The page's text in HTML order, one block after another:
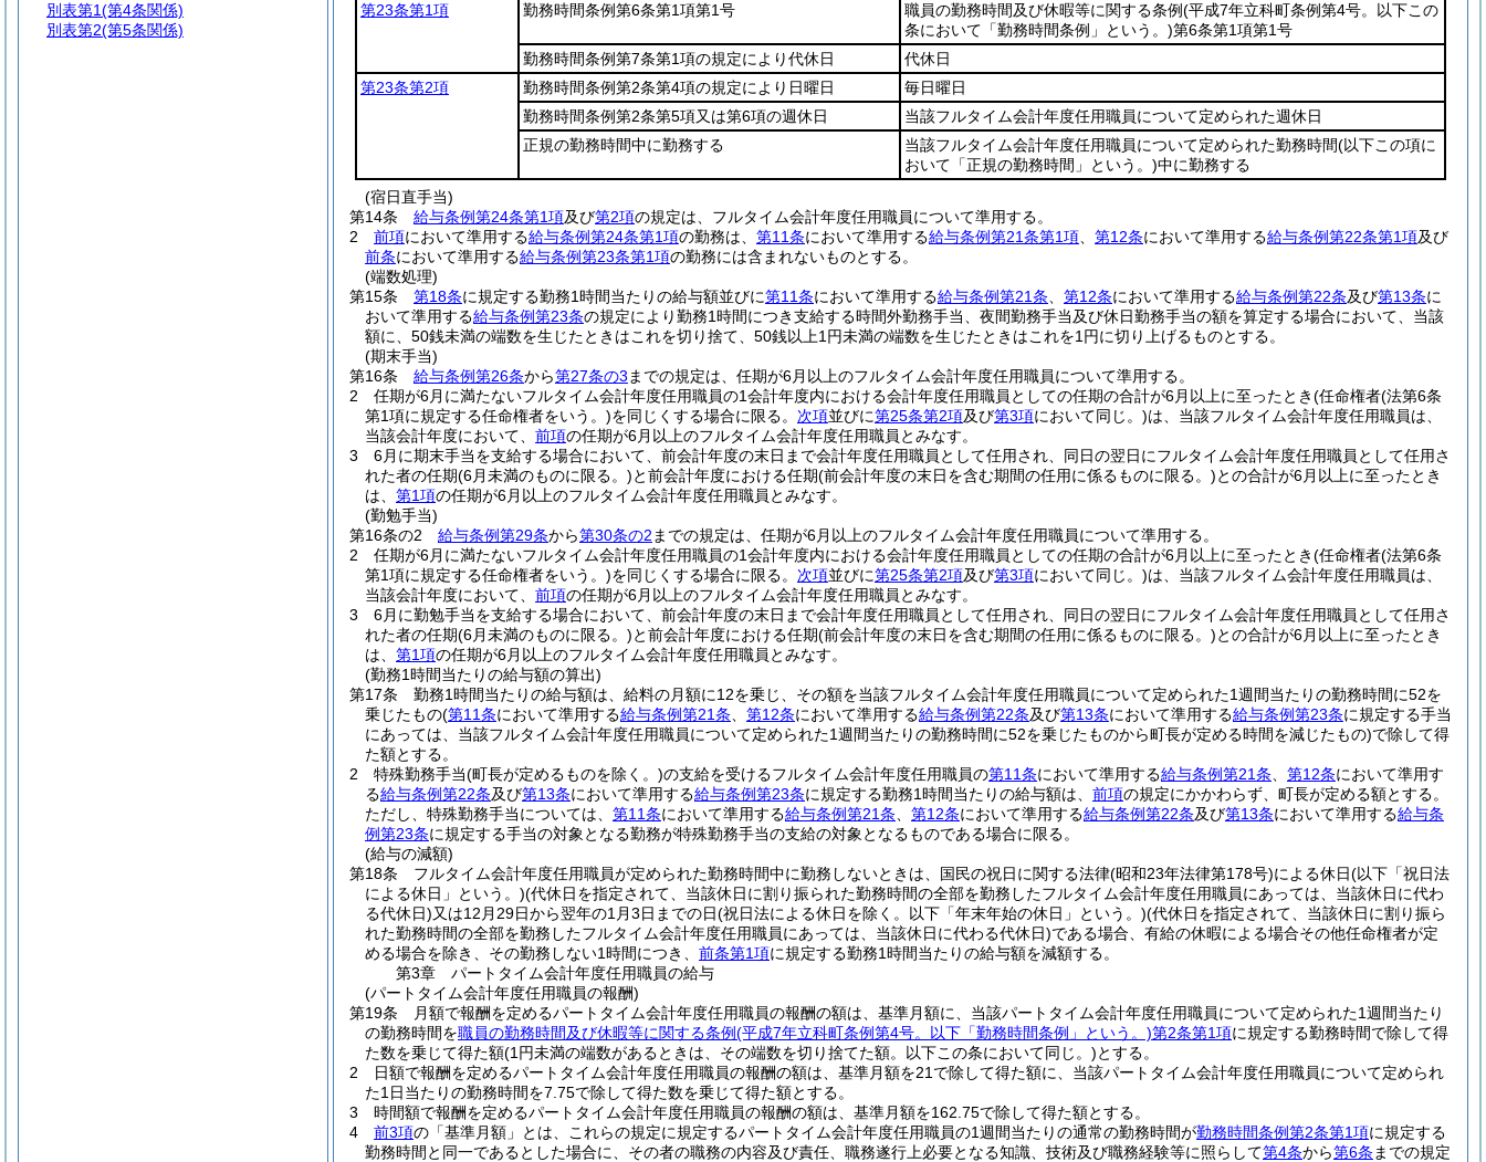
第23条第1項
勤務時間条例第6条第1項第1号 職員の勤務時間及び休暇等に関する条例(平成7年立科町条例第4号。以下この
条において「勤務時間条例」という。)第6条第1項第1号
勤務時間条例第7条第1項の規定により代休日
代休日
第23条第2項
勤務時間条例第2条第4項の規定により日曜日
毎日曜日
勤務時間条例第2条第5項又は第6項の週休日
当該フルタイム会計年度任用職員について定められた週休日
正規の勤務時間中に勤務する
当該フルタイム会計年度任用職員について定められた勤務時間(以下この項に
おいて「正規の勤務時間」という。)中に勤務する
(宿日直手当)
第14条
給与条例第24条第1項及び第2項の規定は、フルタイム会計年度任用職員について準用する。
2
前項において準用する給与条例第24条第1項の勤務は、 第11条において準用する給与条例第21条第1項 第12条において準用する給与条例第22条第1項及び
前条において準用する給与条例第23条第1項の勤務には含まれないものとする。
(端数処理)
第15条
第18条に規定する勤務1時間当たりの給与額並びに第11条において準用する給与条例第21条 第12条において準用する給与条例第22条及び第13条に
おいて準用する給与条例第23条の規定により勤務1時間につき支給する時間外勤務手当、夜間勤務手当及び休日勤務手当の額を算定する場合において、当該
額に、50銭未満の端数を生じたときはこれを切り捨て、50銭以上1円未満の端数を生じたときはこれを1円に切り上げるものとする。
(期末手当)
第16条
給与条例第26条から第27条の3 までの規定は、任期が6月以上のフルタイム会計年度任用職員について準用する。
2
任期が6月に満たないフルタイム会計年度任用職員の1会計年度内における会計年度任用職員としての任期の合計が6月以上に至ったとき(任命権者(法第6条
第1項に規定する任命権者をいう。)を同じくする場合に限る。 次項並びに第25条第2項及び第3項において同じ。)は、当該フルタイム会計年度任用職員は、
当該会計年度において、 前項の任期が6月以上のフルタイム会計年度任用職員とみなす。
3
6月に期末手当を支給する場合において、前会計年度の末日まで会計年度任用職員として任用され、同日の翌日にフルタイム会計年度任用職員として任用さ
れた者の任期(6月未満のものに限る。)と前会計年度における任期(前会計年度の末日を含む期間の任用に係るものに限る。)との合計が6月以上に至ったとき
は、 第1項の任期が6月以上のフルタイム会計年度任用職員とみなす。
(勤勉手当)
第16条の2
給与条例第29条から第30条の2 までの規定は、任期が6月以上のフルタイム会計年度任用職員について準用する。
2
任期が6月に満たないフルタイム会計年度任用職員の1会計年度内における会計年度任用職員としての任期の合計が6月以上に至ったとき(任命権者(法第6条
第1項に規定する任命権者をいう。)を同じくする場合に限る。 次項並びに第25条第2項及び第3項において同じ。)は、当該フルタイム会計年度任用職員は、
当該会計年度において、 前項の任期が6月以上のフルタイム会計年度任用職員とみなす。
3
6月に勤勉手当を支給する場合において、前会計年度の末日まで会計年度任用職員として任用され、同日の翌日にフルタイム会計年度任用職員として任用さ
れた者の任期(6月未満のものに限る。)と前会計年度における任期(前会計年度の末日を含む期間の任用に係るものに限る。)との合計が6月以上に至ったとき
は、 第1項の任期が6月以上のフルタイム会計年度任用職員とみなす。
(勤務1時間当たりの給与額の算出)
第17条
勤務1時間当たりの給与額は、給料の月額に12を乗じ、その額を当該フルタイム会計年度任用職員について定められた1週間当たりの勤務時間に52を
乗じたもの(第11条において準用する給与条例第21条 第12条において準用する給与条例第22条及び第13条において準用する給与条例第23条に規定する手当
にあっては、当該フルタイム会計年度任用職員について定められた1週間当たりの勤務時間に52を乗じたものから町長が定める時間を減じたもの)で除して得
た額とする。
2
特殊勤務手当(町長が定めるものを除く。)の支給を受けるフルタイム会計年度任用職員の第11条において準用する給与条例第21条 第12条において準用す
る給与条例第22条及び第13条において準用する給与条例第23条に規定する勤務1時間当たりの給与額は、 前項の規定にかかわらず、町長が定める額とする。
ただし、特殊勤務手当については、 第11条において準用する給与条例第21条 第12条において準用する給与条例第22条及び第13条において準用する給与条
例第23条に規定する手当の対象となる勤務が特殊勤務手当の支給の対象となるものである場合に限る。
(給与の減額)
第18条
フルタイム会計年度任用職員が定められた勤務時間中に勤務しないときは、国民の祝日に関する法律(昭和23年法律第178号)による休日(以下「祝日法
による休日」という。)(代休日を指定されて、当該休日に割り振られた勤務時間の全部を勤務したフルタイム会計年度任用職員にあっては、当該休日に代わ
る代休日)又は12月29日から翌年の1月3日までの日(祝日法による休日を除く。以下「年末年始の休日」という。)(代休日を指定されて、当該休日に割り振ら
れた勤務時間の全部を勤務したフルタイム会計年度任用職員にあっては、当該休日に代わる代休日)である場合、有給の休暇による場合その他任命権者が定
める場合を除き、その勤務しない1時間につき、 前条第1項に規定する勤務1時間当たりの給与額を減額する。
第3章
パートタイム会計年度任用職員の給与
(パートタイム会計年度任用職員の報酬)
第19条
月額で報酬を定めるパートタイム会計年度任用職員の報酬の額は、基準月額に、当該パートタイム会計年度任用職員について定められた1週間当たり
の勤務時間を職員の勤務時間及び休暇等に関する条例(平成7年立科町条例第4号。以下「勤務時間条例」という。)第2条第1項に規定する勤務時間で除して得
た数を乗じて得た額(1円未満の端数があるときは、その端数を切り捨てた額。以下この条において同じ。)とする。
2
日額で報酬を定めるパートタイム会計年度任用職員の報酬の額は、基準月額を21で除して得た額に、当該パートタイム会計年度任用職員について定められ
た1日当たりの勤務時間を7.75で除して得た数を乗じて得た額とする。
3
時間額で報酬を定めるパートタイム会計年度任用職員の報酬の額は、基準月額を162.75で除して得た額とする。
4
前3項の「基準月額」とは、これらの規定に規定するパートタイム会計年度任用職員の1週間当たりの通常の勤務時間が勤務時間条例第2条第1項に規定する
勤務時間と同一であるとした場合に、その者の職務の内容及び責任、職務遂行上必要となる知識、技術及び職務経験等に照らして第4条から第6条 までの規定
別表第1(第4条関係)
別表第2(第5条関係)